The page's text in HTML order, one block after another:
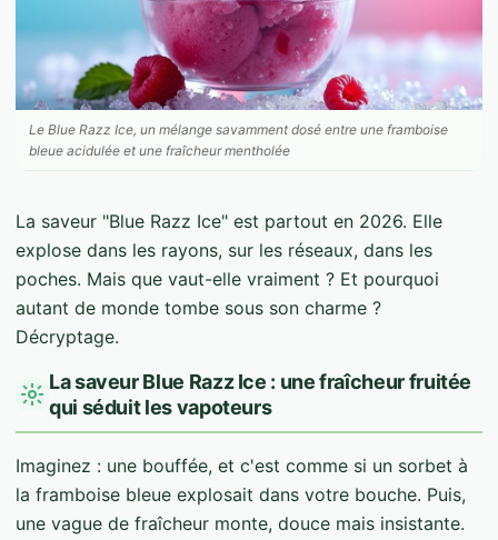
Le Blue Razz Ice, un mélange savamment dosé entre une framboise
bleue acidulée et une fraîcheur mentholée
La saveur "Blue Razz Ice" est partout en 2026. Elle
explose dans les rayons, sur les réseaux, dans les
poches. Mais que vaut-elle vraiment ? Et pourquoi
autant de monde tombe sous son charme ?
Décryptage.
La saveur Blue Razz Ice : une fraîcheur fruitée
qui séduit les vapoteurs
Imaginez : une bouffée, et c'est comme si un sorbet à
la framboise bleue explosait dans votre bouche. Puis,
une vague de fraîcheur monte, douce mais insistante.